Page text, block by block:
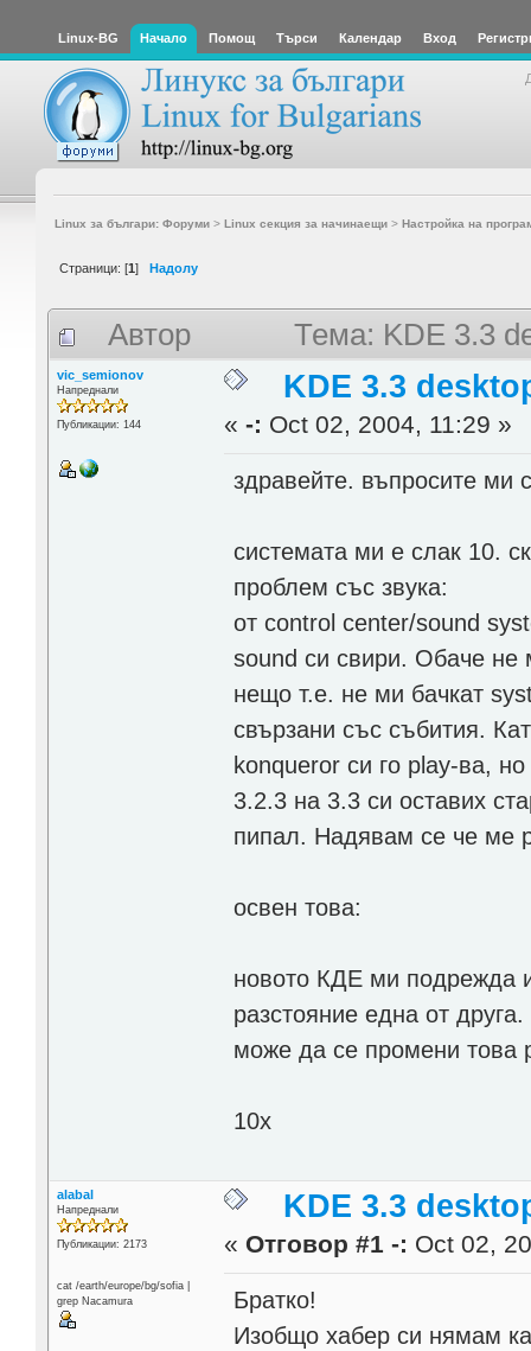
Linux-BG Начало Помощ Търси Календар Вход
Linux за българи: Форуми> Linux секция за начинаещи> Настройка на
Страници: [1] Надолу
Автор Тема: KDE 3.3
vic_semionov
Напреднали
Публикации: 144
KDE 3.3
«-: Oct 02, 2004, 11:29 »
здравейте. въпросите ми
системата ми е слак 10.
проблем със звука:
от control center/sound
sound си свири. Обаче не
нещо т.е. не ми бачкат
свързани със събития.
konqueror си го play-ва,
3.2.3 на 3.3 си оставих
пипал. Надявам се че ме
освен това:
новото КДЕ ми подрежда
разстояние една от
може да се промени това
10x
alabal
Напреднали
Публикации: 2173
cat /earth/europe/bg/sofia |
grep Nacamura
KDE 3.3
« Отговор #1 -: Oct 02,
Братко!
Изобщо хабер си нямам